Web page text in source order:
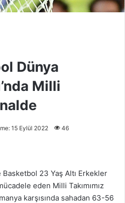
Dünya
Milli
15 Eylül 2022 46
23 Yaş Altı Erkekler
eden Milli Takımımız
karşısında sahadan 63-56